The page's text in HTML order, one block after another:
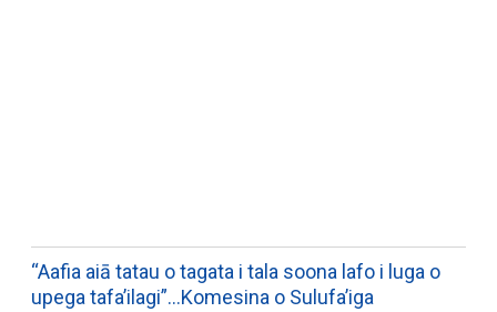
“Aafia aiā tatau o tagata i tala soona lafo i luga o
upega tafa’ilagi”…Komesina o Sulufa’iga